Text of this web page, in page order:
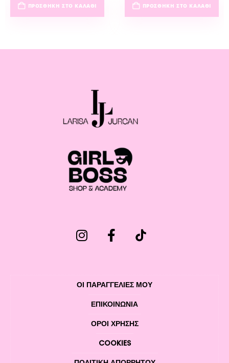
ΠΡΟΣΘΉΚΗ ΣΤΟ ΚΑΛΆΘΙ ΠΡΟΣΘΉΚΗ ΣΤΟ ΚΑΛΆΘΙ
ΟΙ ΠΑΡΑΓΓΕΛΙΕΣ ΜΟΥ
ΕΠΙΚΟΙΝΩΝΊΑ
ΌΡΟΙ ΧΡΉΣΗΣ
COOKIES